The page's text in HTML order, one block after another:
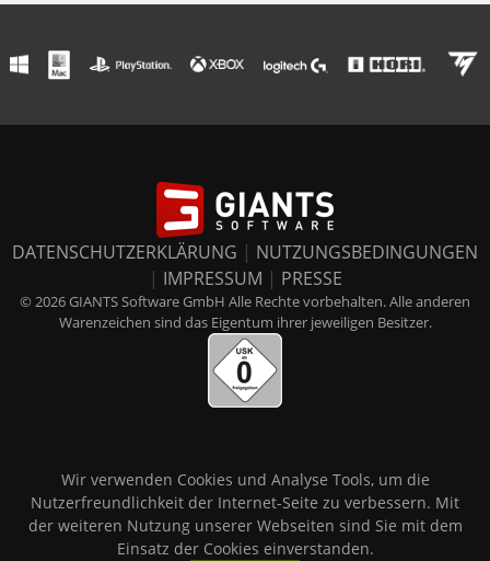
DATENSCHUTZERKLÄRUNG | NUTZUNGSBEDINGUNGEN
| IMPRESSUM | PRESSE
© 2026 GIANTS Software GmbH Alle Rechte vorbehalten. Alle anderen
Warenzeichen sind das Eigentum ihrer jeweiligen Besitzer.
Wir verwenden Cookies und Analyse Tools, um die
Nutzerfreundlichkeit der Internet-Seite zu verbessern. Mit
der weiteren Nutzung unserer Webseiten sind Sie mit dem
Einsatz der Cookies einverstanden.